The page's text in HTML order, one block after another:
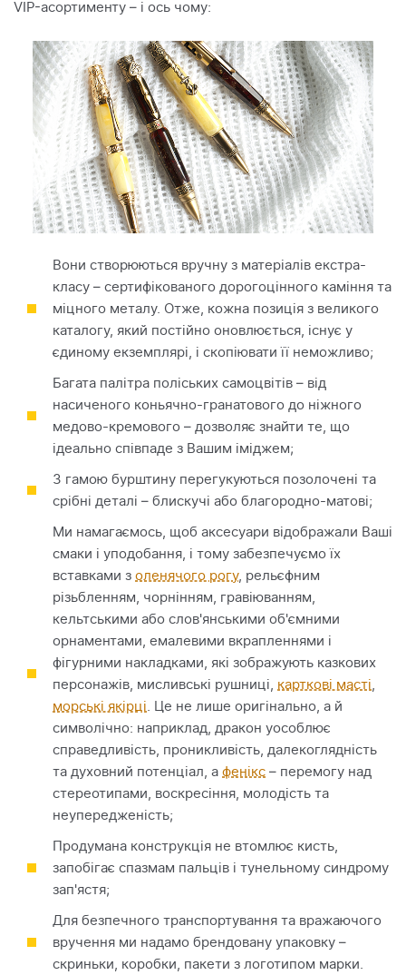
VIP-асортименту – і ось чому:
Вони створюються вручну з матеріалів екстра-
класу – сертифікованого дорогоцінного каміння та
міцного металу. Отже, кожна позиція з великого
каталогу, який постійно оновлюється, існує у
єдиному екземплярі, і скопіювати її неможливо;
Багата палітра поліських самоцвітів – від
насиченого коньячно-гранатового до ніжного
медово-кремового – дозволяє знайти те, що
ідеально співпаде з Вашим іміджем;
З гамою бурштину перегукуються позолочені та
срібні деталі – блискучі або благородно-матові;
Ми намагаємось, щоб аксесуари відображали Ваші
смаки і уподобання, і тому забезпечуємо їх
вставками з оленячого рогу, рельєфним
різьбленням, чорнінням, гравіюванням,
кельтськими або слов'янськими об'ємними
орнаментами, емалевими вкрапленнями і
фігурними накладками, які зображують казкових
персонажів, мисливські рушниці, карткові масті
морські якірці . Це не лише оригінально, а й
символічно: наприклад, дракон уособлює
справедливість, проникливість, далекоглядність
та духовний потенціал, а фенікс – перемогу над
стереотипами, воскресіння, молодість та
неупередженість;
Продумана конструкція не втомлює кисть,
запобігає спазмам пальців і тунельному синдрому
зап'ястя;
Для безпечного транспортування та вражаючого
вручення ми надамо брендовану упаковку –
скриньки, коробки, пакети з логотипом марки.